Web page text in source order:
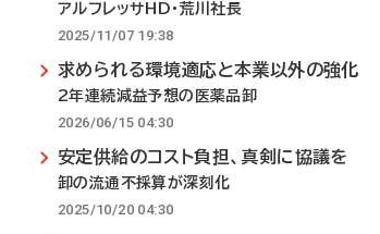
アルフレッサHD・荒川社長
2025/11/07 19:38
求められる環境適応と本業以外の強化
2年連続減益予想の医薬品卸
2026/06/15 04:30
安定供給のコスト負担、真剣に協議を
卸の流通不採算が深刻化
2025/10/20 04:30